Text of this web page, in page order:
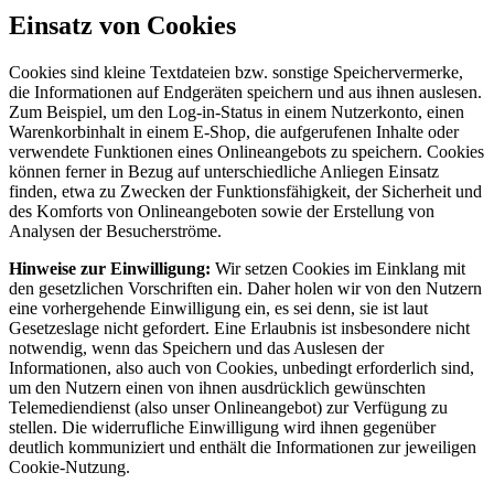
Einsatz von Cookies
Cookies sind kleine Textdateien bzw. sonstige Speichervermerke,
die Informationen auf Endgeräten speichern und aus ihnen auslesen.
Zum Beispiel, um den Log-in-Status in einem Nutzerkonto, einen
Warenkorbinhalt in einem E-Shop, die aufgerufenen Inhalte oder
verwendete Funktionen eines Onlineangebots zu speichern. Cookies
können ferner in Bezug auf unterschiedliche Anliegen Einsatz
finden, etwa zu Zwecken der Funktionsfähigkeit, der Sicherheit und
des Komforts von Onlineangeboten sowie der Erstellung von
Analysen der Besucherströme.
Hinweise zur Einwilligung: Wir setzen Cookies im Einklang mit
den gesetzlichen Vorschriften ein. Daher holen wir von den Nutzern
eine vorhergehende Einwilligung ein, es sei denn, sie ist laut
Gesetzeslage nicht gefordert. Eine Erlaubnis ist insbesondere nicht
notwendig, wenn das Speichern und das Auslesen der
Informationen, also auch von Cookies, unbedingt erforderlich sind,
um den Nutzern einen von ihnen ausdrücklich gewünschten
Telemediendienst (also unser Onlineangebot) zur Verfügung zu
stellen. Die widerrufliche Einwilligung wird ihnen gegenüber
deutlich kommuniziert und enthält die Informationen zur jeweiligen
Cookie-Nutzung.